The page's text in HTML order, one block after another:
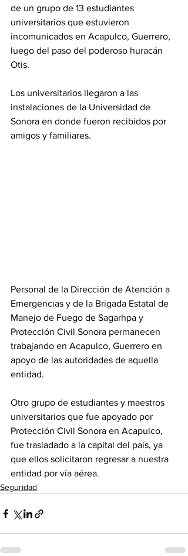
de un grupo de 13 estudiantes
universitarios que estuvieron
incomunicados en Acapulco, Guerrero,
luego del paso del poderoso huracán
Otis.
Los universitarios llegaron a las
instalaciones de la Universidad de
Sonora en donde fueron recibidos por
amigos y familiares.
Personal de la Dirección de Atención a
Emergencias y de la Brigada Estatal de
Manejo de Fuego de Sagarhpa y
Protección Civil Sonora permanecen
trabajando en Acapulco, Guerrero en
apoyo de las autoridades de aquella
entidad.
Otro grupo de estudiantes y maestros
universitarios que fue apoyado por
Protección Civil Sonora en Acapulco,
fue trasladado a la capital del país, ya
que ellos solicitaron regresar a nuestra
entidad por vía aérea.
Seguridad